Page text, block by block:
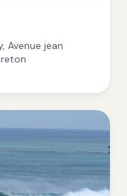
Avenue jean